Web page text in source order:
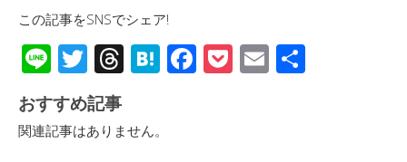
この記事をSNSでシェア!
Li
n
e
T
wi
tt
er
T
hr
e
a
H
at
F
ac
P
o
E
m
おすすめ記事
関連記事はありません。